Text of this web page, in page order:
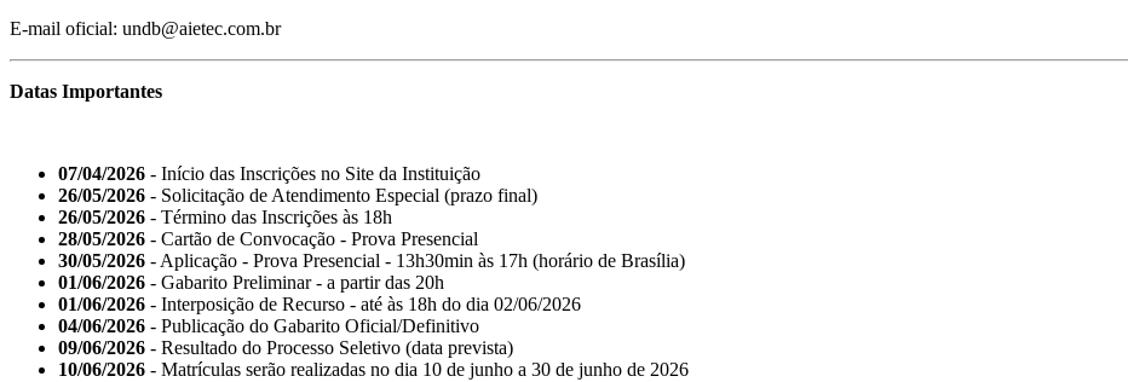
E-mail oficial: undb@aietec.com.br
Datas Importantes
07/04/2026 - Início das Inscrições no Site da Instituição
26/05/2026 - Solicitação de Atendimento Especial (prazo final)
26/05/2026 - Término das Inscrições às 18h
28/05/2026 - Cartão de Convocação - Prova Presencial
30/05/2026 - Aplicação - Prova Presencial - 13h30min às 17h (horário de Brasília)
01/06/2026 - Gabarito Preliminar - a partir das 20h
01/06/2026 - Interposição de Recurso - até às 18h do dia 02/06/2026
04/06/2026 - Publicação do Gabarito Oficial/Definitivo
09/06/2026 - Resultado do Processo Seletivo (data prevista)
10/06/2026 - Matrículas serão realizadas no dia 10 de junho a 30 de junho de 2026